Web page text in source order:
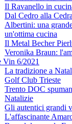
Il Ravanello in
Dal Cedro alla
Albertini: una
un'ottima cucina
Il Metal Becher
Veronika Braun:
Vin 6/2021
La tradizione a
Golf Club Trieste
Trento DOC
Natalizie
Gli autentici grandi
L'affascinante